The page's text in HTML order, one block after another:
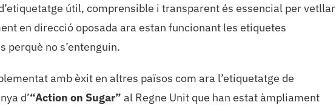
útil, comprensible i transparent és essencial per vetllar
en direcció oposada ara estan funcionant les etiquetes
no s’entenguin.
amb èxit en altres països com ara l’etiquetatge de
d’“Action on Sugar” al Regne Unit que han estat àmpliament